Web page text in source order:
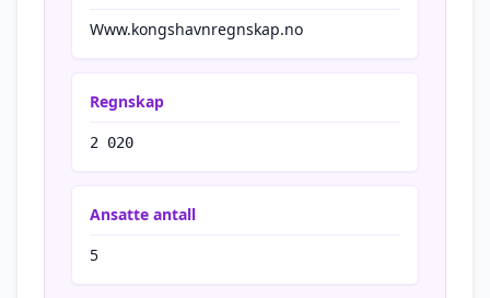
Www.kongshavnregnskap.no
Regnskap
2 020
Ansatte antall
5